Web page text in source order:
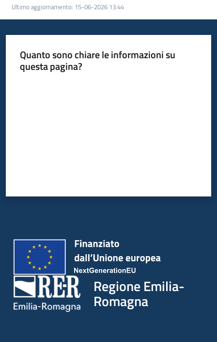
Ultimo aggiornamento: 15-06-2026 13:44
Quanto sono chiare le informazioni su
questa pagina?
Regione Emilia-
Romagna